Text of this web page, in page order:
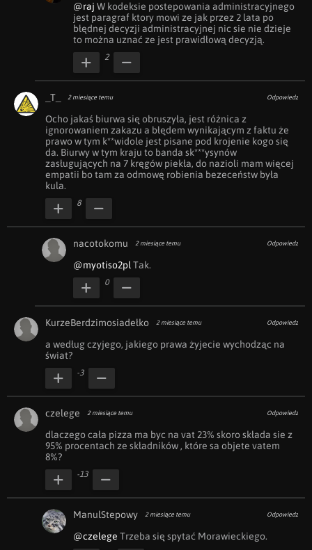
@raj W kodeksie postepowania administracyjnego
jest paragraf ktory mowi ze jak przez 2 lata po
błędnej decyzji administracyjnej nic sie nie dzieje
to można uznać ze jest prawidłową decyzją.
2
_T_ 2 miesiące temu Odpowiedz
Ocho jakaś biurwa się obruszyła, jest różnica z
ignorowaniem zakazu a błędem wynikającym z faktu że
prawo w tym k**widole jest pisane pod krojenie kogo się
da. Biurwy w tym kraju to banda sk***ysynów
zasługujących na 7 kręgów piekła, do nazioli mam więcej
empatii bo tam za odmowę robienia bezeceństw była
kula.
8
nacotokomu 2 miesiące temu Odpowiedz
@myotiso2pl Tak.
0
KurzeBerdzimosiadełko 2 miesiące temu Odpowiedz
a według czyjego, jakiego prawa żyjecie wychodząc na
świat?
-3
czelege 2 miesiące temu Odpowiedz
dlaczego cała pizza ma byc na vat 23% skoro składa sie z
95% procentach ze składników , które sa objete vatem
8%?
-13
ManulStepowy 2 miesiące temu Odpowiedz
@czelege Trzeba się spytać Morawieckiego.